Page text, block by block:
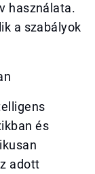
használata.
a szabályok
és
adott